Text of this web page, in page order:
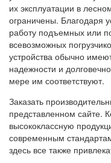
их эксплуатации в
ограничены. Благодаря
работу подъемных или
всевозможных
устройства обычно
надежности и
мере им соответствуют.
Заказать
представленном сайте.
высококлассную
современным
здесь все также